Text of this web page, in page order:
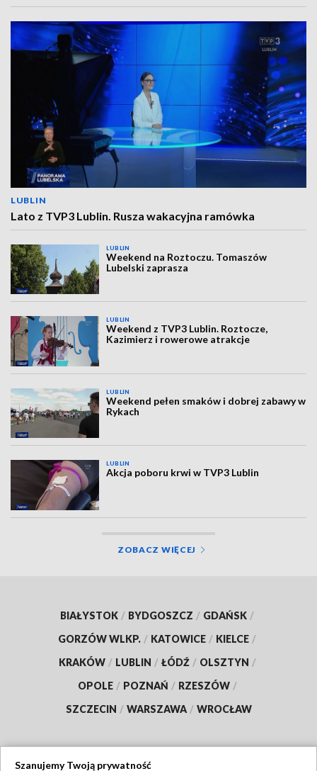
LUBLIN
Lato z TVP3 Lublin. Rusza wakacyjna ramówka
LUBLIN
Weekend na Roztoczu. Tomaszów
Lubelski zaprasza
LUBLIN
Weekend z TVP3 Lublin. Roztocze,
Kazimierz i rowerowe atrakcje
LUBLIN
Weekend pełen smaków i dobrej zabawy w
Rykach
LUBLIN
Akcja poboru krwi w TVP3 Lublin
ZOBACZ WIĘCEJ
BIAŁYSTOK / BYDGOSZCZ / GDAŃSK /
GORZÓW WLKP. / KATOWICE / KIELCE /
KRAKÓW / LUBLIN / ŁÓDŹ / OLSZTYN /
OPOLE / POZNAŃ / RZESZÓW /
SZCZECIN / WARSZAWA / WROCŁAW
Szanujemy Twoją prywatność